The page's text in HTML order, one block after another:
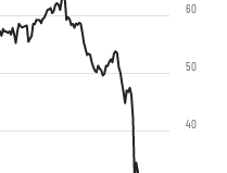
40
50
60